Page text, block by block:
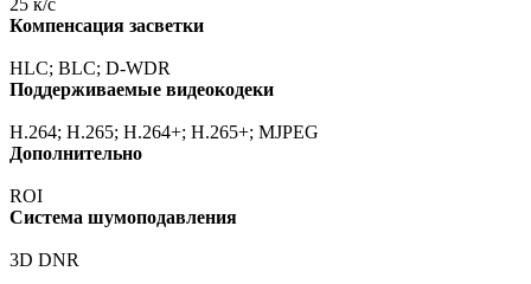
25 к/с
Компенсация засветки
HLC; BLC; D-WDR
Поддерживаемые видеокодеки
H.264; H.265; H.264+; H.265+; MJPEG
Дополнительно
ROI
Система шумоподавления
3D DNR